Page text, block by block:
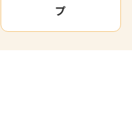
プ